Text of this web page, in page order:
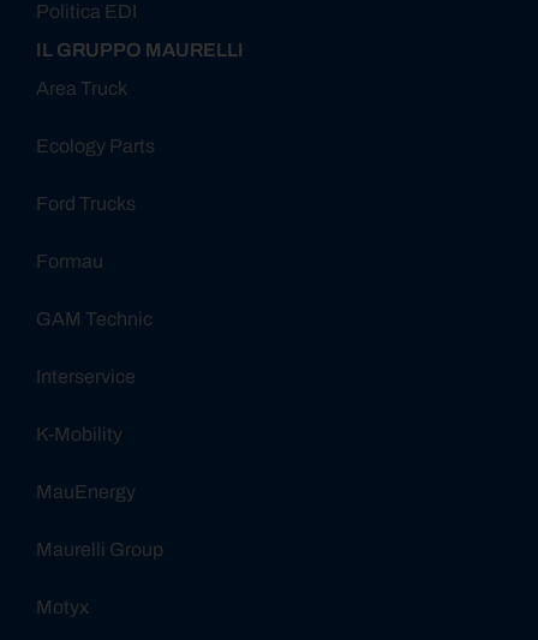
Politica EDI
IL GRUPPO MAURELLI
Area Truck
Ecology Parts
Ford Trucks
Formau
GAM Technic
Interservice
K-Mobility
MauEnergy
Maurelli Group
Motyx